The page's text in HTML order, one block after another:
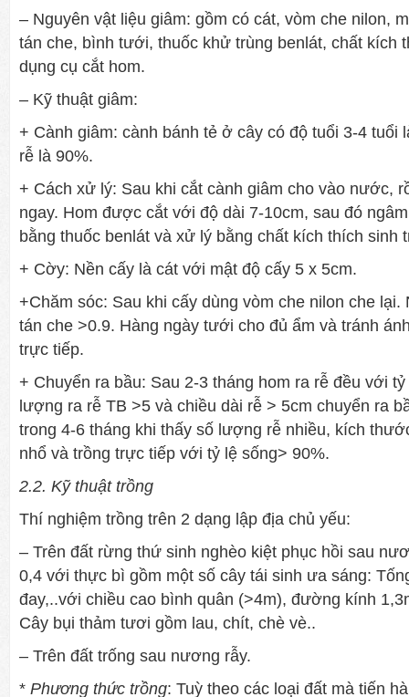
– Nguyên vật liệu giâm: gồm có cát, vòm che nilon,
tán che, bình tưới, thuốc khử trùng benlát, chất kích
dụng cụ cắt hom.
– Kỹ thuật giâm:
+ Cành giâm: cành bánh tẻ ở cây có độ tuổi 3-4 tuổi
rễ là 90%.
+ Cách xử lý: Sau khi cắt cành giâm cho vào nước,
ngay. Hom được cắt với độ dài 7-10cm, sau đó
bằng thuốc benlát và xử lý bằng chất kích thích sinh
+ Cờy: Nền cấy là cát với mật độ cấy 5 x 5cm.
+Chăm sóc: Sau khi cấy dùng vòm che nilon che lại.
tán che >0.9. Hàng ngày tưới cho đủ ẩm và tránh
trực tiếp.
+ Chuyển ra bầu: Sau 2-3 tháng hom ra rễ đều với
lượng ra rễ TB >5 và chiều dài rễ > 5cm chuyển ra
trong 4-6 tháng khi thấy số lượng rễ nhiều, kích
nhổ và trồng trực tiếp với tỷ lệ sống> 90%.
2.2. Kỹ thuật trồng
Thí nghiệm trồng trên 2 dạng lập địa chủ yếu:
– Trên đất rừng thứ sinh nghèo kiệt phục hồi sau
0,4 với thực bì gồm một số cây tái sinh ưa sáng:
đay,..với chiều cao bình quân (>4m), đường kính
Cây bụi thảm tươi gồm lau, chít, chè vè..
– Trên đất trống sau nương rẫy.
* Phương thức trồng: Tuỳ theo các loại đất mà tiến